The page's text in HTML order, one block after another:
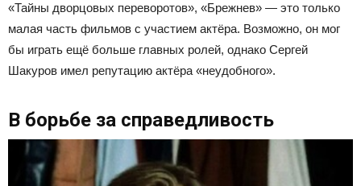
«Тайны дворцовых переворотов», «Брежнев» — это только
малая часть фильмов с участием актёра. Возможно, он мог
бы играть ещё больше главных ролей, однако Сергей
Шакуров имел репутацию актёра «неудобного».
В борьбе за справедливость